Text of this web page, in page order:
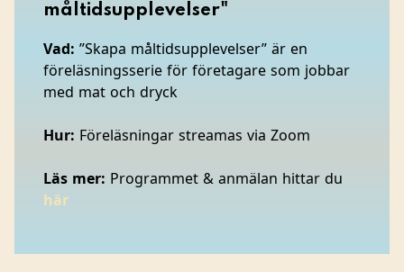
måltidsupplevelser"
Vad: ”Skapa måltidsupplevelser” är en
föreläsningsserie för företagare som jobbar
med mat och dryck
Hur: Föreläsningar streamas via Zoom
Läs mer: Programmet & anmälan hittar du
här